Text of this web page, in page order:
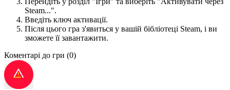
Steam...".
Введіть ключ активації.
Після цього гра з'явиться у вашій бібліотеці Steam, і ви
зможете її завантажити.
Коментарі до гри (0)